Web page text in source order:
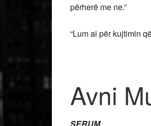
përherë me ne.”
“Lum ai për kujtimin
Avni